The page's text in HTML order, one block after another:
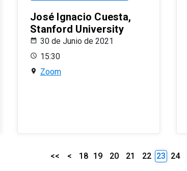
José Ignacio Cuesta,
Stanford University
30 de Junio de 2021
15:30
Zoom
<< < 18 19 20 21 22 23 24